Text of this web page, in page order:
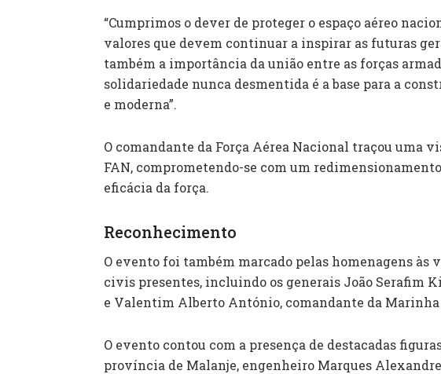
“Cumprimos o dever de proteger o espaço aéreo
valores que devem continuar a inspirar as futuras
também a importância da união entre as forças
solidariedade nunca desmentida é a base para a
e moderna”.
O comandante da Força Aérea Nacional traçou uma
FAN, comprometendo-se com um
eficácia da força.
Reconhecimento
O evento foi também marcado pelas homenagens às
civis presentes, incluindo os generais João Serafim
e Valentim Alberto António, comandante da Marinha
O evento contou com a presença de destacadas
província de Malanje, engenheiro Marques